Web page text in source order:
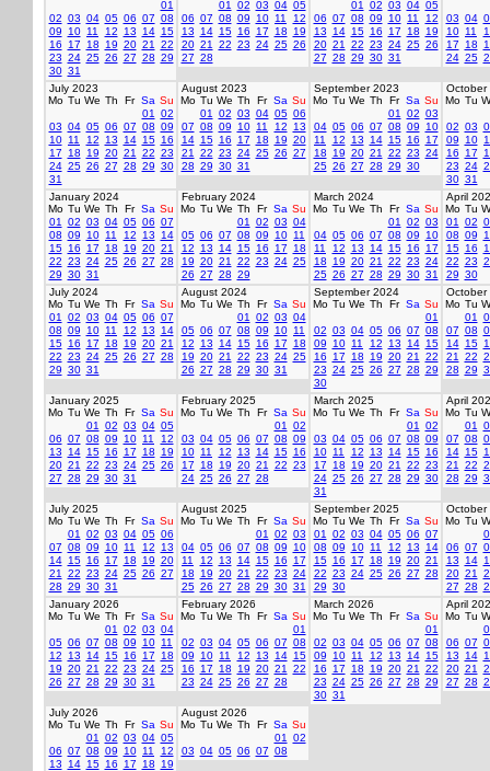
01
02 03 04 05 06 07 08
09
10 11 12 13 14 15
16
17 18 19 20 21
22
23 24 25 26 27 28 29
30 31
01 02 03 04 05
06 07 08 09 10 11
12
13
14 15 16 17 18
19
20 21 22 23 24 25 26
27 28
01 02 03 04 05
06 07 08 09 10 11
12
13
14 15 16 17 18
19
20 21 22 23 24 25 26
27 28 29 30 31
03 04
10 11
17
18
24 25
July 2023
Mo Tu We Th Fr Sa Su
01
02
03 04 05 06 07 08 09
10 11 12 13 14 15 16
17
18 19 20 21 22 23
24 25 26 27 28 29 30
31
August 2023
Mo Tu We Th Fr Sa Su
01
02 03 04 05 06
07 08 09 10 11 12
13
14 15 16 17 18 19 20
21
22 23 24 25 26 27
28 29 30 31
September 2023
Mo Tu We Th Fr Sa Su
01
02 03
04 05 06 07 08 09
10
11
12 13 14 15 16
17
18
19 20 21 22 23 24
25 26 27 28 29 30
October
Mo Tu
02 03
09
10
16
17
23 24
30 31
January 2024
Mo Tu We Th Fr Sa Su
01
02 03 04 05 06 07
08 09 10 11 12 13
14
15 16 17 18 19 20 21
22 23 24 25 26 27 28
29 30 31
February 2024
Mo Tu We Th Fr Sa Su
01
02 03 04
05 06 07 08 09 10 11
12
13 14 15 16 17
18
19 20 21 22 23 24 25
26 27 28 29
March 2024
Mo Tu We Th Fr Sa Su
01
02 03
04 05 06 07 08 09
10
11
12 13 14 15 16
17
18
19 20 21 22 23 24
25 26 27 28 29 30 31
April
Mo Tu
01
02
08 09
15 16
22 23
29 30
July 2024
Mo Tu We Th Fr Sa Su
01
02 03 04 05 06 07
08 09 10 11 12 13
14
15 16 17 18 19 20 21
22 23 24 25 26 27 28
29 30 31
August 2024
Mo Tu We Th Fr Sa Su
01
02 03 04
05 06 07 08 09 10 11
12
13 14 15 16 17
18
19 20 21 22 23 24 25
26 27 28 29 30 31
September 2024
Mo Tu We Th Fr Sa Su
01
02 03 04 05 06 07 08
09
10 11 12 13 14 15
16
17 18 19 20 21
22
23 24 25 26 27 28 29
30
October
Mo Tu
01
07 08
14 15
21
22
28 29
January 2025
Mo Tu We Th Fr Sa Su
01
02 03 04 05
06 07 08 09 10 11
12
13
14 15 16 17 18
19
20 21 22 23 24 25 26
27 28 29 30 31
February 2025
Mo Tu We Th Fr Sa Su
01
02
03 04 05 06 07 08 09
10 11 12 13 14 15 16
17
18 19 20 21 22 23
24 25 26 27 28
March 2025
Mo Tu We Th Fr Sa Su
01
02
03 04 05 06 07 08 09
10 11 12 13 14 15 16
17
18 19 20 21 22 23
24 25 26 27 28 29 30
31
April
Mo Tu
01
07 08
14 15
21
22
28 29
July 2025
Mo Tu We Th Fr Sa Su
01
02 03 04 05 06
07 08 09 10 11 12
13
14 15 16 17 18 19 20
21
22 23 24 25 26 27
28 29 30 31
August 2025
Mo Tu We Th Fr Sa Su
01
02 03
04 05 06 07 08 09
10
11
12 13 14 15 16
17
18
19 20 21 22 23 24
25 26 27 28 29 30 31
September 2025
Mo Tu We Th Fr Sa Su
01
02 03 04 05 06 07
08 09 10 11 12 13
14
15 16 17 18 19 20 21
22 23 24 25 26 27 28
29 30
October
Mo Tu
06 07
13
14
20 21
27 28
January 2026
Mo Tu We Th Fr Sa Su
01
02 03 04
05 06 07 08 09 10 11
12
13 14 15 16 17
18
19 20 21 22 23 24 25
26 27 28 29 30 31
February 2026
Mo Tu We Th Fr Sa Su
01
02 03 04 05 06 07 08
09
10 11 12 13 14 15
16
17 18 19 20 21
22
23 24 25 26 27 28
March 2026
Mo Tu We Th Fr Sa Su
01
02 03 04 05 06 07 08
09
10 11 12 13 14 15
16
17 18 19 20 21
22
23 24 25 26 27 28 29
30 31
April
Mo Tu
06 07
13
14
20 21
27 28
July 2026
Mo Tu We Th Fr Sa Su
01
02 03 04 05
06 07 08 09 10 11
12
13
14 15 16 17 18
19
August 2026
Mo Tu We Th Fr Sa Su
01
02
03 04 05 06 07 08